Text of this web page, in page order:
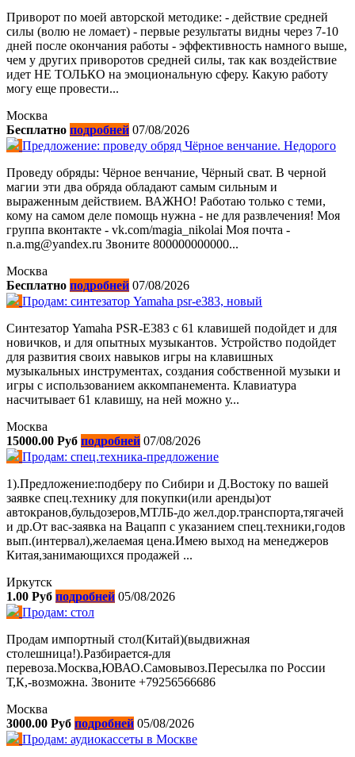
Приворот по моей авторской методике: - действие средней
силы (волю не ломает) - первые результаты видны через 7-10
дней после окончания работы - эффективность намного выше,
чем у других приворотов средней силы, так как воздействие
идет НЕ ТОЛЬКО на эмоциональную сферу. Какую работу
могу еще провести...
Москва
Бесплатно подробней 07/08/2026
Предложение: проведу обряд Чёрное венчание. Недорого
Проведу обряды: Чёрное венчание, Чёрный сват. В черной
магии эти два обряда обладают самым сильным и
выраженным действием. ВАЖНО! Работаю только с теми,
кому на самом деле помощь нужна - не для развлечения! Моя
группа вконтакте - vk.com/magia_nikolai Моя почта -
n.a.mg@yandex.ru Звоните 800000000000...
Москва
Бесплатно подробней 07/08/2026
Продам: синтезатор Yamaha psr-e383, новый
Синтезатор Yamaha PSR-E383 с 61 клавишей подойдет и для
новичков, и для опытных музыкантов. Устройство подойдет
для развития своих навыков игры на клавишных
музыкальных инструментах, создания собственной музыки и
игры с использованием аккомпанемента. Клавиатура
насчитывает 61 клавишу, на ней можно у...
Москва
15000.00 Руб подробней 07/08/2026
Продам: спец.техника-предложение
1).Предложение:подберу по Сибири и Д.Востоку по вашей
заявке спец.технику для покупки(или аренды)от
автокранов,бульдозеров,МТЛБ-до жел.дор.транспорта,тягачей
и др.От вас-заявка на Вацапп с указанием спец.техники,годов
вып.(интервал),желаемая цена.Имею выход на менеджеров
Китая,занимающихся продажей ...
Иркутск
1.00 Руб подробней 05/08/2026
Продам: стол
Продам импортный стол(Китай)(выдвижная
столешница!).Разбирается-для
перевоза.Москва,ЮВАО.Самовывоз.Пересылка по России
Т,К,-возможна. Звоните +79256566686
Москва
3000.00 Руб подробней 05/08/2026
Продам: аудиокассеты в Москве